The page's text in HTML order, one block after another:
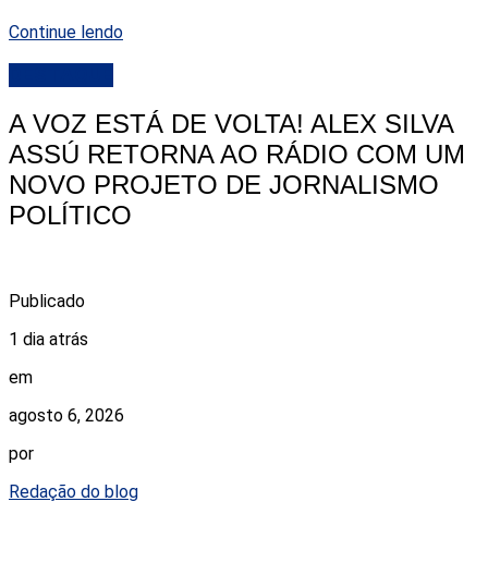
Continue lendo
A VOZ ESTÁ DE VOLTA! ALEX SILVA
ASSÚ RETORNA AO RÁDIO COM UM
NOVO PROJETO DE JORNALISMO
POLÍTICO
Publicado
1 dia atrás
em
agosto 6, 2026
por
Redação do blog